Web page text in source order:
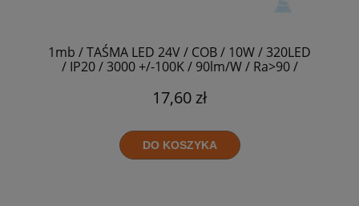
1mb / TAŚMA LED 24V / COB / 10W / 320LED
/ IP20 / 3000 +/-100K / 90lm/W / Ra>90 /
17,60 zł
DO KOSZYKA